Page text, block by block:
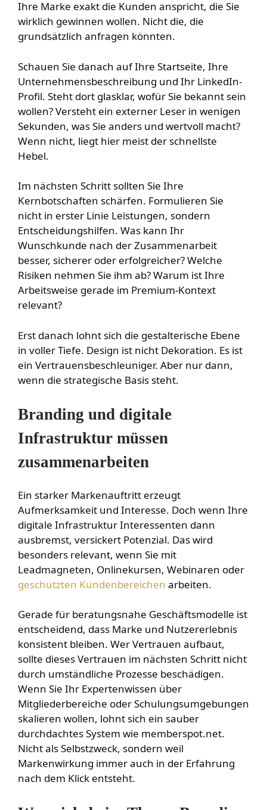
Ihre Marke exakt die Kunden anspricht, die Sie
wirklich gewinnen wollen. Nicht die, die
grundsätzlich anfragen könnten.
Schauen Sie danach auf Ihre Startseite, Ihre
Unternehmensbeschreibung und Ihr LinkedIn-
Profil. Steht dort glasklar, wofür Sie bekannt sein
wollen? Versteht ein externer Leser in wenigen
Sekunden, was Sie anders und wertvoll macht?
Wenn nicht, liegt hier meist der schnellste
Hebel.
Im nächsten Schritt sollten Sie Ihre
Kernbotschaften schärfen. Formulieren Sie
nicht in erster Linie Leistungen, sondern
Entscheidungshilfen. Was kann Ihr
Wunschkunde nach der Zusammenarbeit
besser, sicherer oder erfolgreicher? Welche
Risiken nehmen Sie ihm ab? Warum ist Ihre
Arbeitsweise gerade im Premium-Kontext
relevant?
Erst danach lohnt sich die gestalterische Ebene
in voller Tiefe. Design ist nicht Dekoration. Es ist
ein Vertrauensbeschleuniger. Aber nur dann,
wenn die strategische Basis steht.
Branding und digitale
Infrastruktur müssen
zusammenarbeiten
Ein starker Markenauftritt erzeugt
Aufmerksamkeit und Interesse. Doch wenn Ihre
digitale Infrastruktur Interessenten dann
ausbremst, versickert Potenzial. Das wird
besonders relevant, wenn Sie mit
Leadmagneten, Onlinekursen, Webinaren oder
geschützten Kundenbereichen arbeiten.
Gerade für beratungsnahe Geschäftsmodelle ist
entscheidend, dass Marke und Nutzererlebnis
konsistent bleiben. Wer Vertrauen aufbaut,
sollte dieses Vertrauen im nächsten Schritt nicht
durch umständliche Prozesse beschädigen.
Wenn Sie Ihr Expertenwissen über
Mitgliederbereiche oder Schulungsumgebungen
skalieren wollen, lohnt sich ein sauber
durchdachtes System wie memberspot.net.
Nicht als Selbstzweck, sondern weil
Markenwirkung immer auch in der Erfahrung
nach dem Klick entsteht.